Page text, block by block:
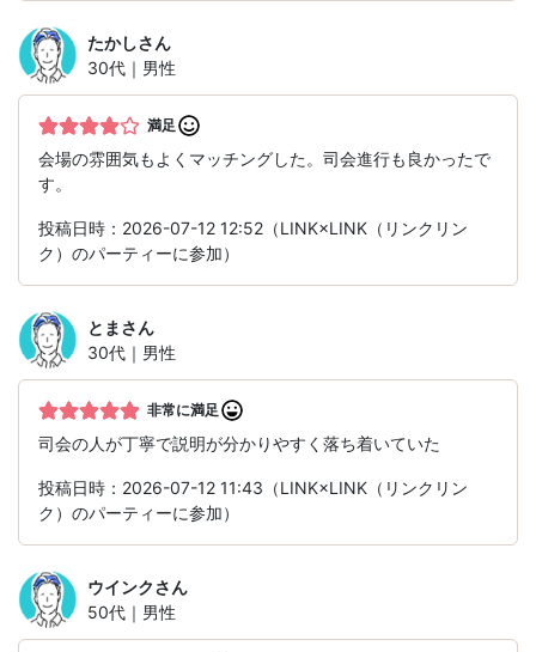
たかしさん
30代｜男性
満足
会場の雰囲気もよくマッチングした。司会進行も良かったで
す。
投稿日時：2026-07-12 12:52（LINK×LINK（リンクリン
ク）のパーティーに参加）
とま さん
30代｜男性
非常に満足
司会の人が丁寧で説明が分かりやすく落ち着いていた
投稿日時：2026-07-12 11:43（LINK×LINK（リンクリン
ク）のパーティーに参加）
ウインクさん
50代｜男性